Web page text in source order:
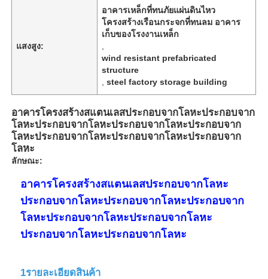
แสงสูง:
อาคารเหล็กที่ทนภัยแผ่นดินไหว
โครงสร้างเรือนกระจกที่ทนลม อาคาร
เก็บของโรงงานเหล็ก
wind resistant prefabricated
structure
,steel factory storage building
อาคารโครงสร้างสแตนเลสประกอบจากโลหะประกอบจาก
โลหะประกอบจากโลหะประกอบจากโลหะประกอบจาก
โลหะประกอบจากโลหะประกอบจากโลหะประกอบจาก
โลหะ
ลักษณะ:
อาคารโครงสร้างสแตนเลสประกอบจากโลหะ
ประกอบจากโลหะประกอบจากโลหะประกอบจาก
โลหะประกอบจากโลหะประกอบจากโลหะ
ประกอบจากโลหะประกอบจากโลหะ
1รายละเอียดสินค้า